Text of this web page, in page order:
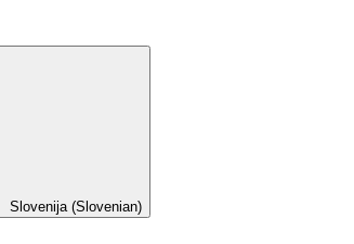
Slovenija (Slovenian)